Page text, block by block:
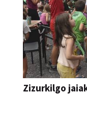
Zizurkilgo